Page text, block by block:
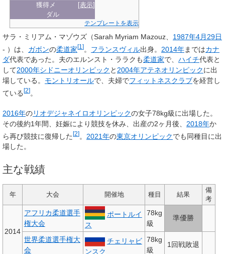
[表示]
獲得メ
ダル
テンプレートを表示
サラ・ミリアム・マゾウズ （Sarah Myriam Mazouz 1987年4月29日
- ）は、 ガボンの柔道家[1 ]。 フランスヴィル出身。 2014年まではカナ
ダ代表であった。夫のエルンスト・ララクも柔道家で、 ハイチ代表と
して2000年シドニーオリンピック と2004年アテネオリンピックに出
場している。 モントリオールで、夫婦でフィットネスクラブを経営し
ている [2] 。
2016年のリオデジャネイロオリンピックの女子78kg級に出場した。
その後約1年間、妊娠により競技を休み、出産の2ヶ月後、 2018年か
ら再び競技に復帰した[2] 2021年の東京オリンピックでも同種目に出
場した。
主な戦績
年 大会 開催地 種目 結果
備
考
2014
アフリカ柔道選手
権大会
ポートルイ
ス
78kg
級
準優勝
世界柔道選手権大
会
チェリャビ
ンスク
78kg
級
1回戦敗退